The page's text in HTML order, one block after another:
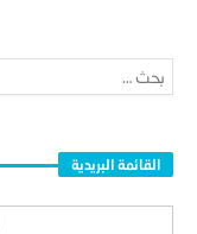
القائمة البريدية